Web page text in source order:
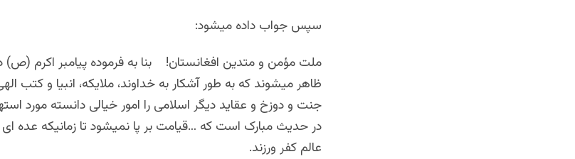
سپس جواب داده میشود:
ملت مؤمن و متدین افغانستان! بنا به فرموده پیامبر اکرم (ص)
ظاهر میشوند که به طور آشکار به خداوند، ملایکه، انبیا و کتب
جنت و دوزخ و عقاید دیگر اسلامی را امور خیالی دانسته مورد
در حدیث مبارک است که …قیامت بر پا نمیشود تا زمانیکه عده ای
عالم کفر ورزند.